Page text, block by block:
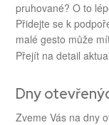
pruhované? O to
Přidejte se k
malé gesto může
Přejít na detail
Dny
Zveme Vás na dny